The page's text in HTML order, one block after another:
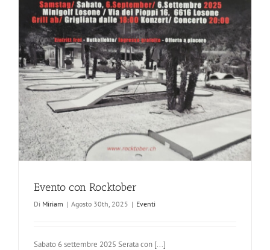
Evento con Rocktober
Di Miriam | Agosto 30th, 2025 | Eventi
Sabato 6 settembre 2025 Serata con [...]